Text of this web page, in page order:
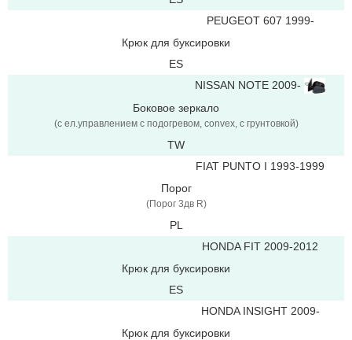
PEUGEOT 607 1999-
Крюк для буксировки
ES
NISSAN NOTE 2009-
Боковое зеркало
(с ел.управлением с подогревом, convex, c грунтовкой)
TW
FIAT PUNTO I 1993-1999
Порог
(Порог 3дв R)
PL
HONDA FIT 2009-2012
Крюк для буксировки
ES
HONDA INSIGHT 2009-
Крюк для буксировки